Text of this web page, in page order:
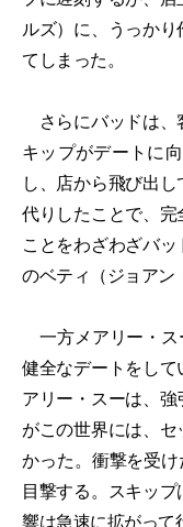
ルズ）に、うっか
てしまった。
さらにバッドは、
キップがデートに
し、店から飛び出
代りしたことで、
ことをわざわざバ
のベティ（ジョアン
一方メアリー・ス
健全なデートをして
アリー・スーは、
がこの世界には、
かった。衝撃を受け
目撃する。スキッ
響は急速に拡がって